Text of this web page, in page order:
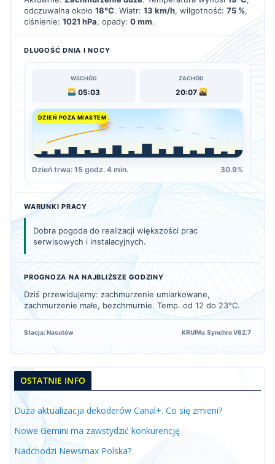
odczuwalna około 18°C. Wiatr: 13 km/h, wilgotność: 75 %,
ciśnienie: 1021 hPa, opady: 0 mm.
DŁUGOŚĆ DNIA I NOCY
WSCHÓD
05:03
ZACHÓD
20:07
DZIEŃ POZA MIASTEM
Dzień trwa: 15 godz. 4 min. 30.9%
WARUNKI PRACY
Dobra pogoda do realizacji większości prac
serwisowych i instalacyjnych.
PROGNOZA NA NAJBLIŻSZE GODZINY
Dziś przewidujemy: zachmurzenie umiarkowane,
zachmurzenie małe, bezchmurnie. Temp. od 12 do 23°C.
Stacja: Nasutów KRUPAs Synchro V62.7
OSTATNIE INFO
Duża aktualizacja dekoderów Canal+. Co się zmieni?
Nowe Gemini ma zawstydzić konkurencję
Nadchodzi Newsmax Polska?